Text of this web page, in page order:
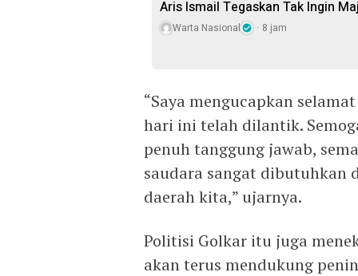
Aris Ismail Tegaskan Tak Ingin
Warta Nasional 8 jam
“Saya mengucapkan
hari ini telah dilantik.
penuh tanggung jawab,
saudara sangat dibutuhkan
daerah kita,” ujarnya.
Politisi Golkar itu juga
akan terus mendukung